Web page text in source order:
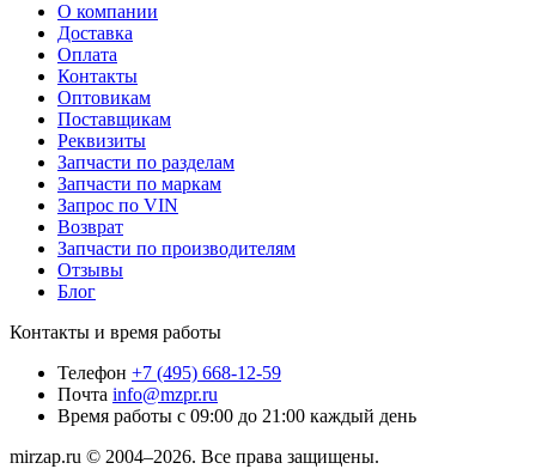
О компании
Доставка
Оплата
Контакты
Оптовикам
Поставщикам
Реквизиты
Запчасти по разделам
Запчасти по маркам
Запрос по VIN
Возврат
Запчасти по производителям
Отзывы
Блог
Контакты и время работы
Телефон +7 (495) 668-12-59
Почта info@mzpr.ru
Время работы с 09:00 до 21:00 каждый день
mirzap.ru © 2004–2026. Все права защищены.